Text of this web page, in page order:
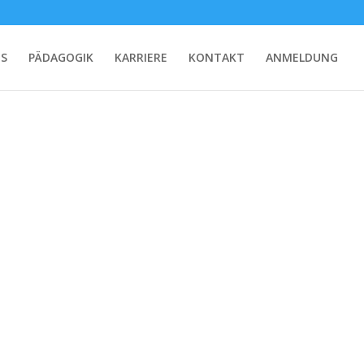
PÄDAGOGIK KARRIERE KONTAKT ANMELDUNG